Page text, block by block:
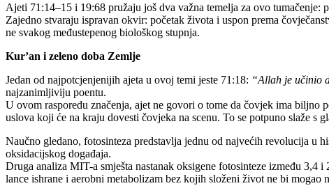
Ajeti 71:14–15 i 19:68 pružaju još dva važna temelja za ovo tumačenje:
Zajedno stvaraju ispravan okvir: početak života i uspon prema
ne svakog međustepenog biološkog stupnja.
Kur’an i zeleno doba Zemlje
Jedan od najpotcjenjenijih ajeta u ovoj temi jeste 71:18: “Allah je učinio
najzanimljiviju poentu.
U ovom rasporedu značenja, ajet ne govori o tome da čovjek ima
uslova koji će na kraju dovesti čovjeka na scenu. To se potpuno slaže s
Naučno gledano, fotosinteza predstavlja jednu od najvećih revolucija u
oksidacijskog događaja.
Druga analiza MIT-a smješta nastanak oksigene fotosinteze između
lance ishrane i aerobni metabolizam bez kojih složeni život ne bi mogao